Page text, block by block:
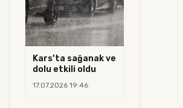
Kars’ta sağanak ve
dolu etkili oldu
17.07.2026 19:46